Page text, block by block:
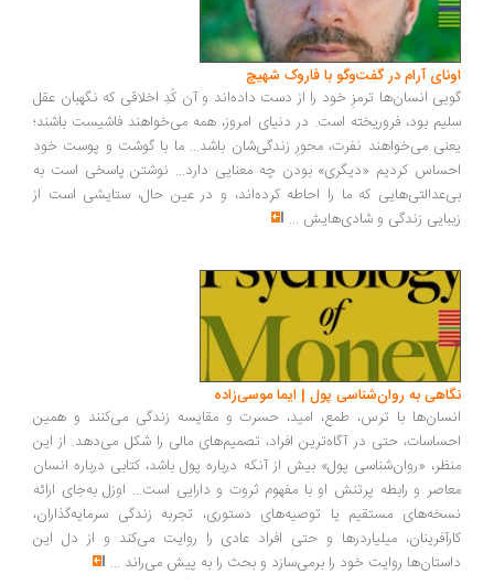
آرام در گفت‌وگو با فاروک شهیچ‭
انسان‌ها ترمزِ خود را از دست داده‌اند و آن کُدِ اخلاقی که نگهبان عقل
بود، فروریخته است. در دنیای امروز، همه می‌خواهند فاشیست باشند؛
می‌خواهند نفرت، محورِ زندگی‌شان باشد... ما با گوشت و پوست خود
کردیم «دیگری» بودن چه معنایی دارد... نوشتن پاسخی است به
که ما را احاطه کرده‌اند، و در عین حال، ستایشی است از
زندگی و شادی‌هایش...
به روان‌شناسی پول | ایما موسی‌زاده
با ترس، طمع، امید، حسرت و مقایسه زندگی می‌کنند و همین
حتی در آگاه‌ترین افراد، تصمیم‌های مالی را شکل می‌دهد. از این
«روان‌شناسی پول» بیش از آنکه درباره پول باشد، کتابی درباره انسان
و رابطه پرتنش او با مفهوم ثروت و دارایی است... اوزل به‌جای ارائه
مستقیم یا توصیه‌های دستوری، تجربه زندگی سرمایه‌گذاران،
میلیاردرها و حتی افراد عادی را روایت می‌کند و از دل این
روایت خود را برمی‌سازد و بحث را به پیش می‌راند ...